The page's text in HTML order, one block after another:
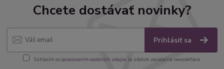
Chcete dostávať novinky?
Prihlásiť sa
Súhlasím sospracovaním osobných údajov za účelom zasielania newslettera.